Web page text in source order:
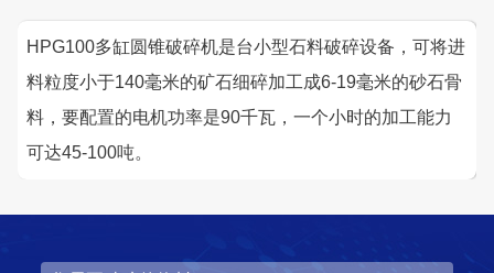
HPG100多缸圆锥破碎机是台小型石料破碎设备，可将进
料粒度小于140毫米的矿石细碎加工成6-19毫米的砂石骨
料，要配置的电机功率是90千瓦，一个小时的加工能力
可达45-100吨。
湖北省中昇东浩荆门建材时产500-600吨机制砂项目
湖北省荆门市 时产500-600吨
项目业主 生产原料